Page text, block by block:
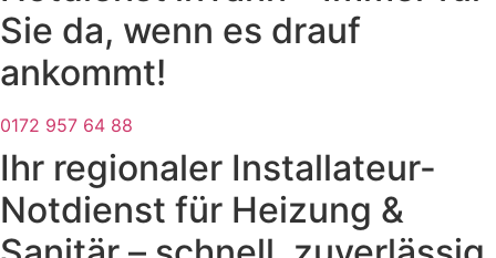
Sie da, wenn es drauf
ankommt!
0172 957 64 88
Ihr regionaler Installateur-
Notdienst für Heizung &